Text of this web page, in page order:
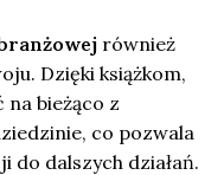
również
Dzięki książkom,
na bieżąco z
co pozwala
do dalszych działań.